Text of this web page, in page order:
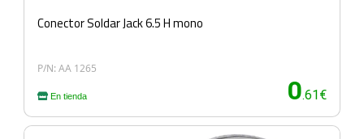
Conector Soldar Jack 6.5 H mono
P/N: AA 1265
En tienda 0.61€